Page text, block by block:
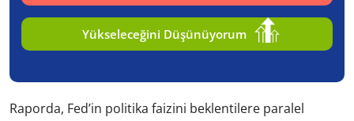
Yükseleceğini Düşünüyorum
Raporda, Fed’in politika faizini beklentilere paralel